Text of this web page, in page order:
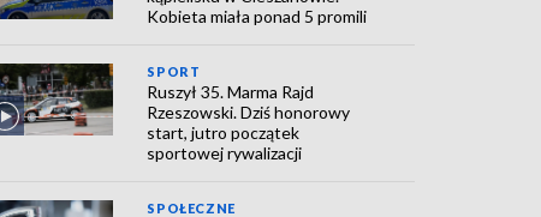
Kobieta miała ponad 5 promili
SPORT
Ruszył 35. Marma Rajd
Rzeszowski. Dziś honorowy
start, jutro początek
sportowej rywalizacji
SPOŁECZNE